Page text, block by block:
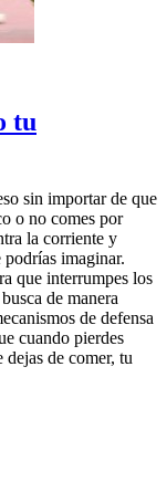
tu
sin importar de que
o no comes por
la corriente y
podrías imaginar.
que interrumpes los
de manera
de defensa
cuando pierdes
dejas de comer, tu